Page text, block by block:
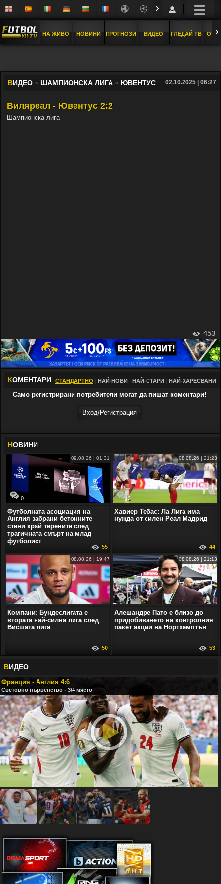
›
НА ЖИВО НОВИНИ ПРОГНОЗИ ВИДЕО ГЛЕДАЙ ТВ ›
ВИДЕО » ШАМПИОНСКА ЛИГА » ЮВЕНТУС 02.10.2025 | 06:27
Виляреал - Ювентус 2:2
Шампионска лига
453
КОМЕНТАРИ СТАНДАРТНО НАЙ-НОВИ НАЙ-СТАРИ НАЙ-ХАРЕСВАНИ
Само регистрирани потребители могат да пишат коментари!
Вход/Регистрaция
НОВИНИ
0
09.08.26 | 01:31
Футболната асоциация на
Англия забрани бетонните
стени край терените след
трагичната смърт на млад
футболист
55
0
08.08.26 | 21:23
Хавиер Тебас: Ла Лига има
нужда от силен Реал Мадрид
44
0
08.08.26 | 19:47
Компани: Бундеслигата е
втората най-силна лига след
Висшата лига
50
0
08.08.26 | 21:13
Алешандре Пато е близо до
придобиването на контролния
пакет акции на Нортхемптън
53
ВИДЕО
Франция - Англия 4:6
Световно първенство - 3/4 място